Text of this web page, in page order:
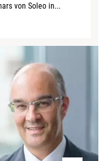
von Soleo in...